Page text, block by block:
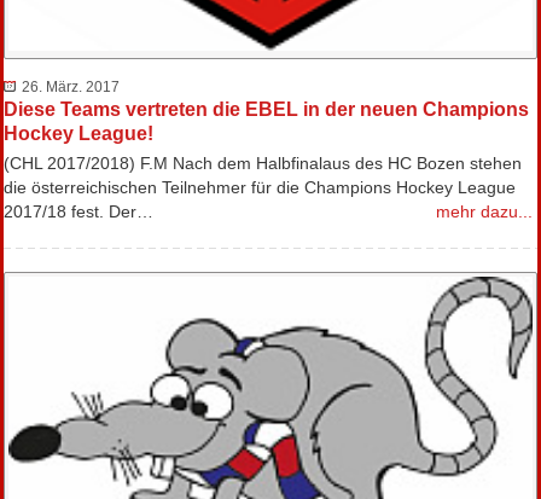
26. März. 2017
Diese Teams vertreten die EBEL in der neuen Champions
Hockey League!
(CHL 2017/2018) F.M Nach dem Halbfinalaus des HC Bozen stehen
die österreichischen Teilnehmer für die Champions Hockey League
2017/18 fest. Der…
mehr dazu...